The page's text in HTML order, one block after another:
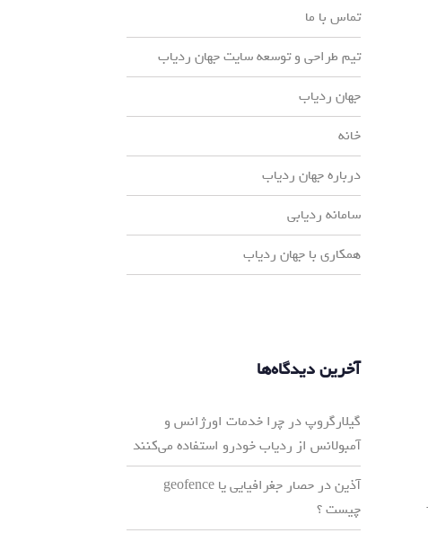
تماس با ما
تیم طراحی و توسعه سایت جهان ردیاب
جهان ردیاب
خانه
درباره جهان ردیاب
سامانه ردیابی
همکاری با جهان ردیاب
آخرین دیدگاه‌ها
گیلارگروپدر چرا خدمات اورژانس و
آمبولانس از ردیاب خودرو استفاده می‌کنند
آذیندر
حصار جغرافیایی یا geofence
چیست ؟